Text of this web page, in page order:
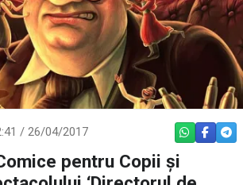
/ 26/04/2017 WHATSAPP
pentru Copii și